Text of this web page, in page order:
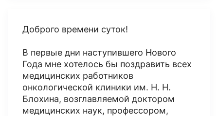
Доброго времени суток!
В первые дни наступившего Нового
Года мне хотелось бы поздравить всех
медицинских работников
онкологической клиники им. Н. Н.
Блохина, возглавляемой доктором
медицинских наук, профессором,